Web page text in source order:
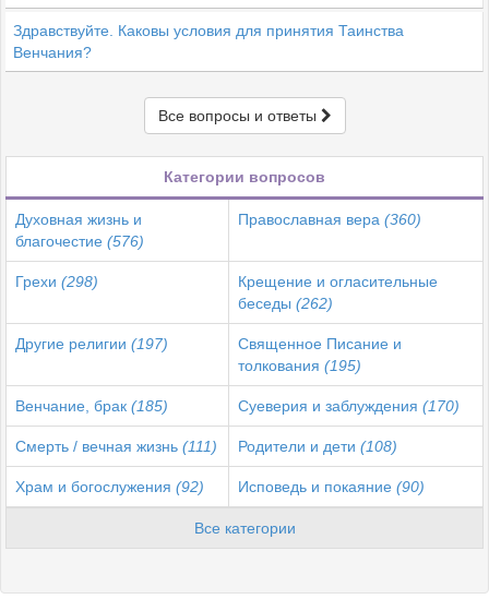
Здравствуйте. Каковы условия для принятия Таинства
Венчания?
Все вопросы и ответы
Категории вопросов
Духовная жизнь и
благочестие (576)
Православная вера (360)
Грехи (298)
Крещение и огласительные
беседы (262)
Другие религии (197)
Священное Писание и
толкования (195)
Венчание, брак (185) Суеверия и заблуждения (170)
Смерть / вечная жизнь (111) Родители и дети (108)
Храм и богослужения (92) Исповедь и покаяние (90)
Все категории